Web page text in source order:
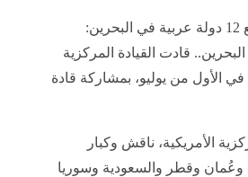
وقال الدكتور سيد غنيم عن الاجتماعي الأمني الذي تقوده أمريكا مع 12 دولة عربية في البحرين:
إقليميًا مع 12 دولة في البحرين.. قادت القيادة المركزية
في الأول من يوليو، بمشاركة قادة
الأمريكية، ناقش وكبار
وعُمان وقطر والسعودية وسوريا